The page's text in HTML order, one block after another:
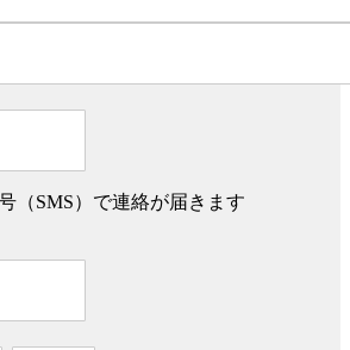
（SMS）で連絡が届きます